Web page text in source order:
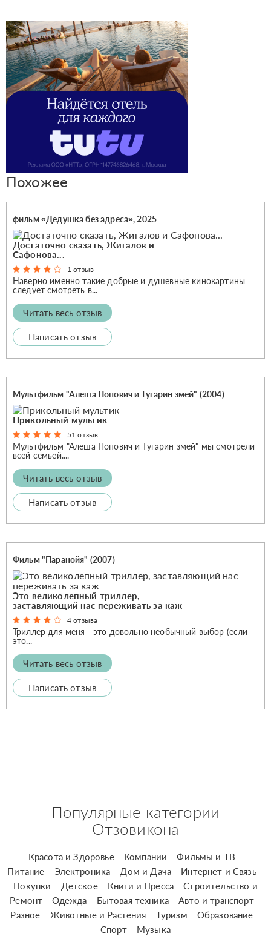
Похожее
фильм «Дедушка без адреса», 2025
Достаточно сказать, Жигалов и
Сафонова...
1 отзыв
Наверно именно такие добрые и душевные кинокартины
следует смотреть в...
Читать весь отзыв
Написать отзыв
Мультфильм "Алеша Попович и Тугарин змей" (2004)
Прикольный мультик
51 отзыв
Мультфильм "Алеша Попович и Тугарин змей" мы смотрели
всей семьей....
Читать весь отзыв
Написать отзыв
Фильм "Паранойя" (2007)
Это великолепный триллер,
заставляющий нас переживать за каж
4 отзыва
Триллер для меня - это довольно необычный выбор (если
это...
Читать весь отзыв
Написать отзыв
Популярные категории
Отзовикона
Красота и Здоровье Компании
Фильмы и ТВ
Питание
Электроника Дом и Дача
Интернет и Связь
Покупки
Детское Книги и Пресса
Строительство и
Ремонт
Одежда Бытовая техника
Авто и транспорт
Разное
Животные и Растения Туризм
Образование
Спорт
Музыка